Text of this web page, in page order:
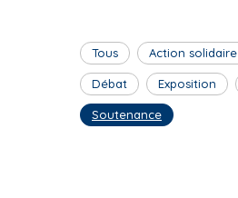
Tous Action solidaire
Débat Exposition
Soutenance